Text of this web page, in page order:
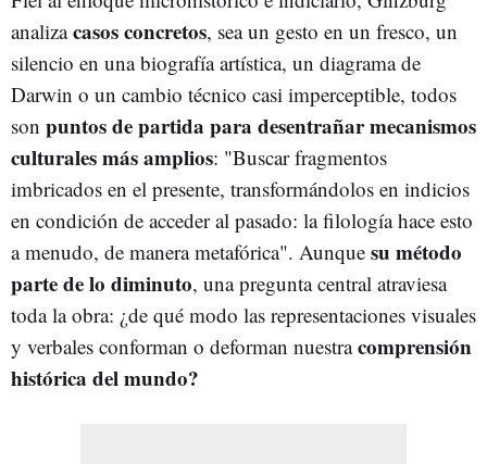
analizacasos concretos, sea un gesto en un fresco, un
silencio en una biografía artística, un diagrama de
Darwin o un cambio técnico casi imperceptible, todos
son puntos de partida para desentrañar mecanismos
culturales más amplios: "Buscar fragmentos
imbricados en el presente, transformándolos en indicios
en condición de acceder al pasado: la filología hace esto
a menudo, de manera metafórica". Aunque su método
parte de lo diminuto, una pregunta central atraviesa
toda la obra: ¿de qué modo las representaciones visuales
y verbales conforman o deforman nuestracomprensión
histórica del mundo?